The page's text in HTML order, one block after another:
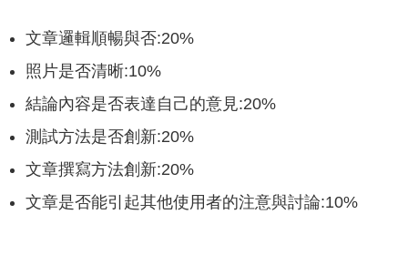
文章邏輯順暢與否:20%
照片是否清晰:10%
結論內容是否表達自己的意見:20%
測試方法是否創新:20%
文章撰寫方法創新:20%
文章是否能引起其他使用者的注意與討論:10%